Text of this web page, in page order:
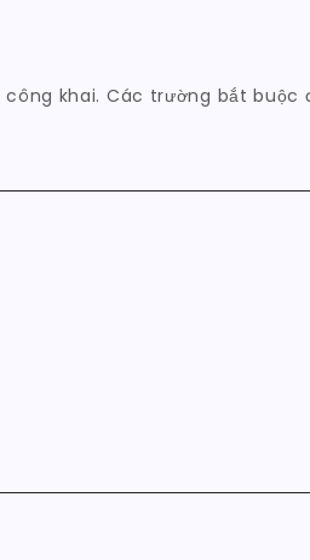
khai. Các trường bắt buộc